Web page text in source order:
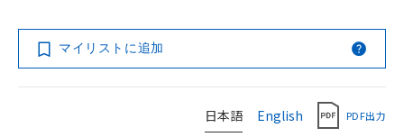
マイリストに追加
日本語 English PDF出力